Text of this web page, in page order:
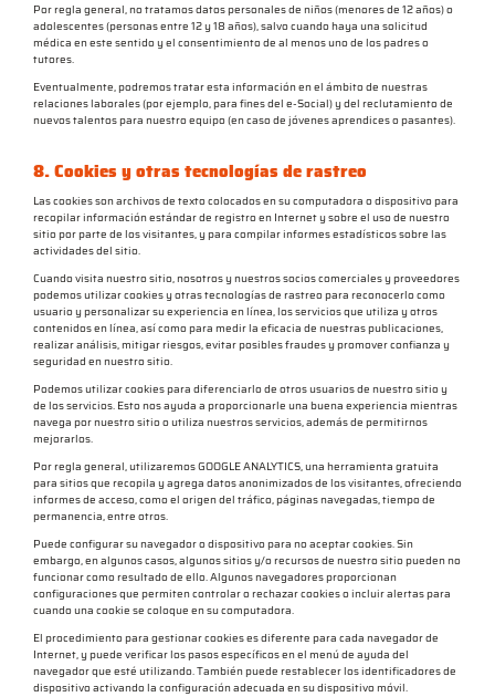
Por regla general, no tratamos datos personales de niños (menores de 12 años) o
adolescentes (personas entre 12 y 18 años), salvo cuando haya una solicitud
médica en este sentido y el consentimiento de al menos uno de los padres o
tutores.
Eventualmente, podremos tratar esta información en el ámbito de nuestras
relaciones laborales (por ejemplo, para fines del e-Social) y del reclutamiento de
nuevos talentos para nuestro equipo (en caso de jóvenes aprendices o pasantes).
8. Cookies y otras tecnologías de rastreo
Las cookies son archivos de texto colocados en su computadora o dispositivo para
recopilar información estándar de registro en Internet y sobre el uso de nuestro
sitio por parte de los visitantes, y para compilar informes estadísticos sobre las
actividades del sitio.
Cuando visita nuestro sitio, nosotros y nuestros socios comerciales y proveedores
podemos utilizar cookies y otras tecnologías de rastreo para reconocerlo como
usuario y personalizar su experiencia en línea, los servicios que utiliza y otros
contenidos en línea, así como para medir la eficacia de nuestras publicaciones,
realizar análisis, mitigar riesgos, evitar posibles fraudes y promover confianza y
seguridad en nuestro sitio.
Podemos utilizar cookies para diferenciarlo de otros usuarios de nuestro sitio y
de los servicios. Esto nos ayuda a proporcionarle una buena experiencia mientras
navega por nuestro sitio o utiliza nuestros servicios, además de permitirnos
mejorarlos.
Por regla general, utilizaremos GOOGLE ANALYTICS, una herramienta gratuita
para sitios que recopila y agrega datos anonimizados de los visitantes, ofreciendo
informes de acceso, como el origen del tráfico, páginas navegadas, tiempo de
permanencia, entre otros.
Puede configurar su navegador o dispositivo para no aceptar cookies. Sin
embargo, en algunos casos, algunos sitios y/o recursos de nuestro sitio pueden no
funcionar como resultado de ello. Algunos navegadores proporcionan
configuraciones que permiten controlar o rechazar cookies o incluir alertas para
cuando una cookie se coloque en su computadora.
El procedimiento para gestionar cookies es diferente para cada navegador de
Internet, y puede verificar los pasos específicos en el menú de ayuda del
navegador que esté utilizando. También puede restablecer los identificadores de
dispositivo activando la configuración adecuada en su dispositivo móvil.